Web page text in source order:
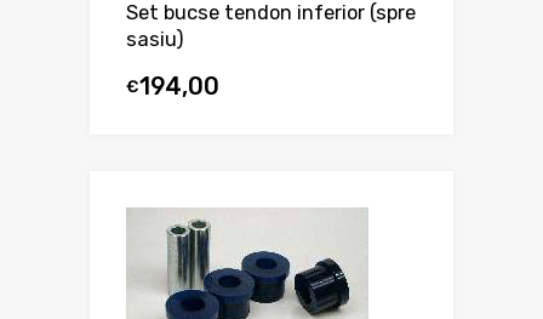
Set bucse tendon inferior (spre
sasiu)
€194,00